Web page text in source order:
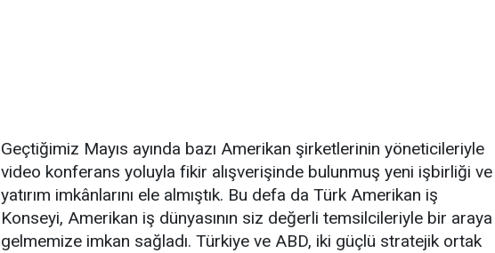
Geçtiğimiz Mayıs ayında bazı Amerikan şirketlerinin yöneticileriyle
video konferans yoluyla fikir alışverişinde bulunmuş yeni işbirliği ve
yatırım imkânlarını ele almıştık. Bu defa da Türk Amerikan iş
Konseyi, Amerikan iş dünyasının siz değerli temsilcileriyle bir araya
gelmemize imkan sağladı. Türkiye ve ABD, iki güçlü stratejik ortak